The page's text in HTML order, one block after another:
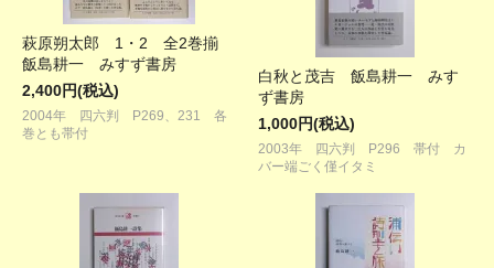
萩原朔太郎 1・2 全2巻揃
飯島耕一 みすず書房
2,400円(税込)
2004年 四六判 P269、231 各
巻とも帯付
白秋と茂吉 飯島耕一 みす
ず書房
1,000円(税込)
2003年 四六判 P296 帯付 カ
バー端ごく僅イタミ